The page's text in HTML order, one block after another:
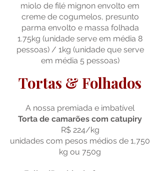
miolo de filé mignon envolto em
creme de cogumelos, presunto
parma envolto e massa folhada
1.75kg (unidade serve em média 8
pessoas) / 1kg (unidade que serve
em média 5 pessoas)
Tortas & Folhados
A nossa premiada e imbatível
Torta de camarões com catupiry
R$ 224/kg
unidades com pesos médios de 1,750
kg ou 750g